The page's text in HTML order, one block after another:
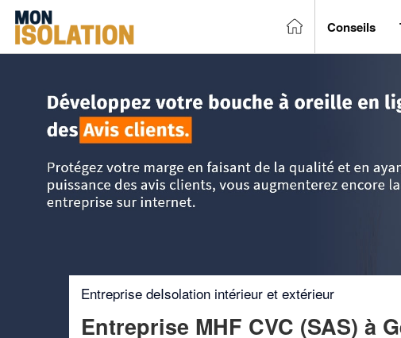
Conseils
Entreprise deIsolation intérieur et extérieur
Entreprise MHF CVC (SAS) à